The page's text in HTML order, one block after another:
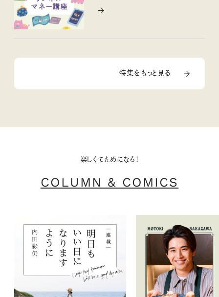
特集をもっと見る
楽しくてためになる！
COLUMN & COMICS